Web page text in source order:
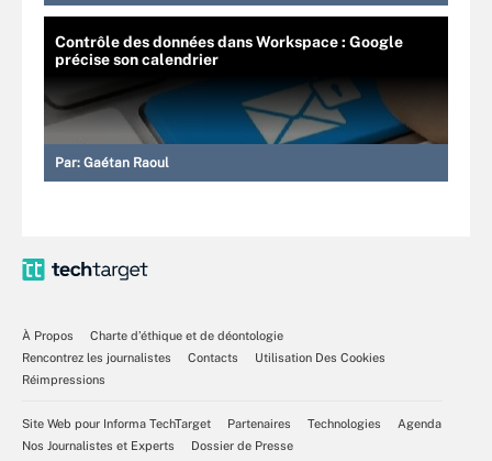
Contrôle des données dans Workspace : Google
précise son calendrier
Par: Gaétan Raoul
À Propos
Charte d’éthique et de déontologie
Rencontrez les journalistes
Contacts
Utilisation Des Cookies
Réimpressions
Site Web pour Informa TechTarget Partenaires Technologies
Agenda
Nos Journalistes et Experts
Dossier de Presse